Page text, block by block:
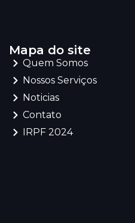
Mapa do site
Quem Somos
Nossos Serviços
Noticias
Contato
IRPF 2024